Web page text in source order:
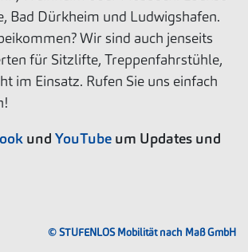
Bad Dürkheim und Ludwigshafen.
Wir sind auch jenseits
für Sitzlifte, Treppenfahrstühle,
im Einsatz. Rufen Sie uns einfach
und YouTubeum Updates und
© STUFENLOS Mobilität nach Maß GmbH